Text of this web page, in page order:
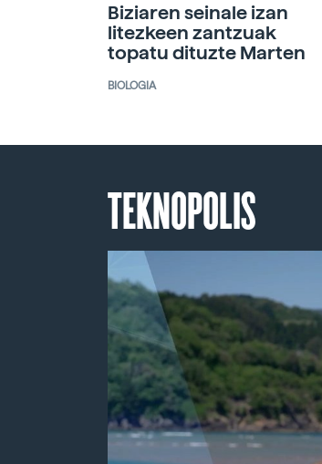
Biziaren seinale izan
litezkeen zantzuak
topatu dituzte Marten
BIOLOGIA
TEKNOPOLIS